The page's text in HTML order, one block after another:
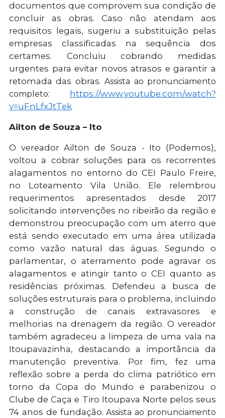
documentos que comprovem sua condição de
concluir as obras. Caso não atendam aos
requisitos legais, sugeriu a substituição pelas
empresas classificadas na sequência dos
certames. Concluiu cobrando medidas
urgentes para evitar novos atrasos e garantir a
retomada das obras. Assista ao pronunciamento
completo:
https://www.youtube.com/watch?
v=uFnLfxJtTek
Ailton de Souza – Ito
O vereador Ailton de Souza - Ito (Podemos),
voltou a cobrar soluções para os recorrentes
alagamentos no entorno do CEI Paulo Freire,
no Loteamento Vila União. Ele relembrou
requerimentos apresentados desde 2017
solicitando intervenções no ribeirão da região e
demonstrou preocupação com um aterro que
está sendo executado em uma área utilizada
como vazão natural das águas. Segundo o
parlamentar, o aterramento pode agravar os
alagamentos e atingir tanto o CEI quanto as
residências próximas. Defendeu a busca de
soluções estruturais para o problema, incluindo
a construção de canais extravasores e
melhorias na drenagem da região. O vereador
também agradeceu a limpeza de uma vala na
Itoupavazinha, destacando a importância da
manutenção preventiva. Por fim, fez uma
reflexão sobre a perda do clima patriótico em
torno da Copa do Mundo e parabenizou o
Clube de Caça e Tiro Itoupava Norte pelos seus
74 anos de fundação. Assista ao pronunciamento